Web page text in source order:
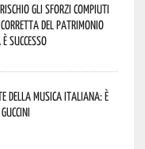
gli sforzi compiuti
corretta del patrimonio
successo
della musica italiana: è